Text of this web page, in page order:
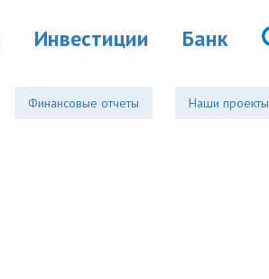
Инвестиции Банк
Финансовые отчеты Наши проекты